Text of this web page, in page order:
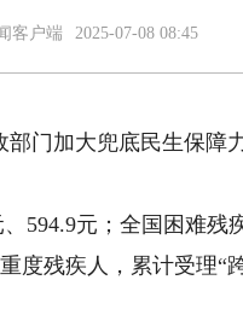
客户端 2025-07-08 08:45
门加大兜底民生保障
594.9元；全国困难残
度残疾人，累计受理“